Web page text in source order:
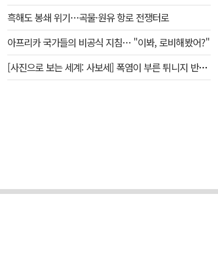
흑해도 봉쇄 위기…곡물·원유 항로 전쟁터로
아프리카 국가들의 비공식 지침… "이봐, 로비해봤어?"
[사진으로 보는 세계: 사보세] 폭염이 부른 튀니지 반정부 시위